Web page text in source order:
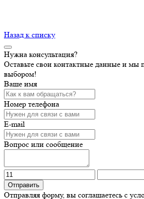
Назад к списку
Нужна консультация?
Оставьте свои контактные данные и мы
выбором!
Ваше имя
Номер телефона
E-mail
Вопрос или сообщение
Отправить
Отправляя форму, вы соглашаетесь с